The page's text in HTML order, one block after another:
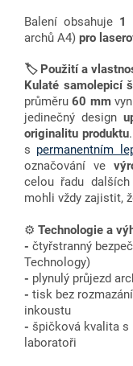
Balení obsahuje 1
archů A4) pro
🏷️ Použití a
Kulaté samolepicí
průměru60 mm
jedinečný design
originalitu produktu
s permanentním
označování ve
celou řadu
mohli vždy zajistit,
⚙️ Technologie a
- čtyřstranný
Technology)
- plynulý průjezd
- tisk bez
inkoustu
- špičková kvalita s
laboratoři